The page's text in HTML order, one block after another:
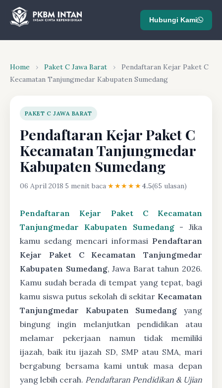
Hubungi Kami
Home › Paket C Jawa Barat ›
Pendaftaran Kejar Paket C
Kecamatan Tanjungmedar Kabupaten Sumedang
PAKET C JAWA BARAT
Pendaftaran Kejar Paket C
Kecamatan Tanjungmedar
Kabupaten Sumedang
06 April 2018·5 menit baca·★★★★★4.5(65 ulasan)
Pendaftaran Kejar Paket C Kecamatan
Tanjungmedar Kabupaten Sumedang- Jika
kamu sedang mencari informasi Pendaftaran
Kejar Paket C Kecamatan Tanjungmedar
Kabupaten Sumedang, Jawa Barat tahun 2026.
Kamu sudah berada di tempat yang tepat, bagi
kamu siswa putus sekolah di sekitar Kecamatan
Tanjungmedar Kabupaten Sumedang yang
bingung ingin melanjutkan pendidikan atau
melamar pekerjaan namun tidak memiliki
ijazah, baik itu ijazah SD, SMP atau SMA, mari
bergabung bersama kami untuk masa depan
yang lebih cerah. Pendaftaran Pendidikan & Ujian